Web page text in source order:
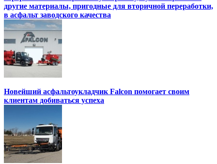
другие материалы, пригодные для вторичной переработки,
в асфальт заводского качества
Новейший асфальтоукладчик Falcon помогает своим
клиентам добиваться успеха